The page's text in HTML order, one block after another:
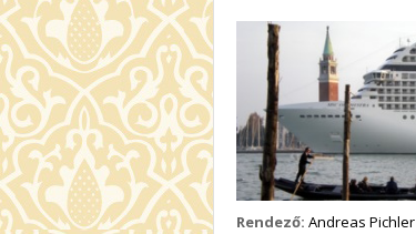
Rendező: Andreas Pichler